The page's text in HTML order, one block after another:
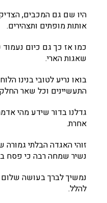
היו שם גם המכבים,
אותות מופתים ותצהירים.
כמו אז כך גם כיום
שאגות הארי.
בואו נריע לטובי בנינו
התעשיינים וכל שאר
גדלנו בדור שידע מהי
אחרת.
זוהי האגדה הבלתי גמורה
נשיר שמחה רבה כי פסח
נמשיך לברך בעושה שלום
להלל.